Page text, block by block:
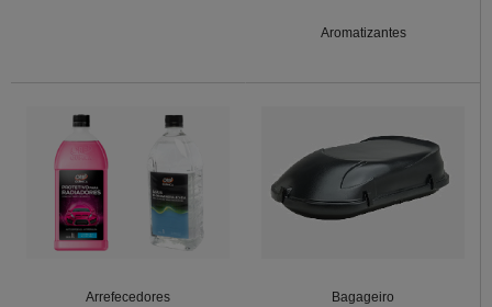
Aromatizantes
Arrefecedores Bagageiro